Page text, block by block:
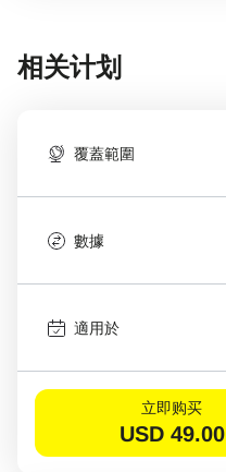
相关计划
覆蓋範圍
數據
適用於
立即购买
USD 49.00